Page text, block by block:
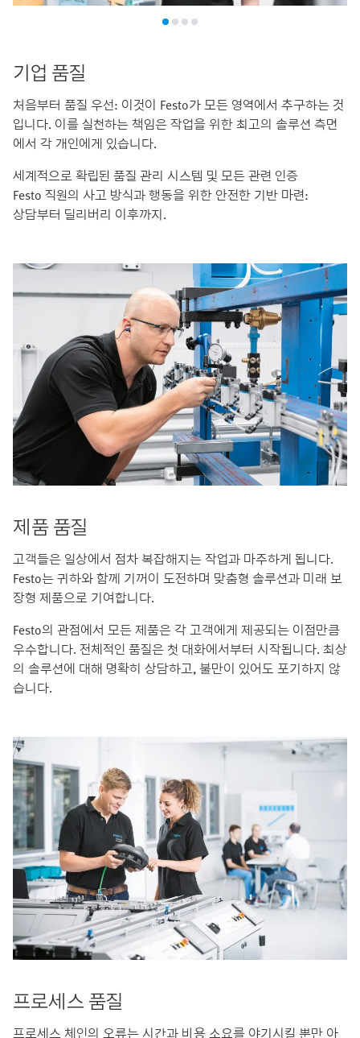
기업 품질
처음부터 품질 우선: 이것이 Festo가 모든 영역에서 추구하는 것
입니다. 이를 실천하는 책임은 작업을 위한 최고의 솔루션 측면
에서 각 개인에게 있습니다.
세계적으로 확립된 품질 관리 시스템 및 모든 관련 인증
Festo 직원의 사고 방식과 행동을 위한 안전한 기반 마련:
상담부터 딜리버리 이후까지.
제품 품질
고객들은 일상에서 점차 복잡해지는 작업과 마주하게 됩니다.
Festo는 귀하와 함께 기꺼이 도전하며 맞춤형 솔루션과 미래 보
장형 제품으로 기여합니다.
Festo의 관점에서 모든 제품은 각 고객에게 제공되는 이점만큼
우수합니다. 전체적인 품질은 첫 대화에서부터 시작됩니다. 최상
의 솔루션에 대해 명확히 상담하고, 불만이 있어도 포기하지 않
습니다.
프로세스 품질
프로세스 체인의 오류는 시간과 비용 소요를 야기시킬 뿐만 아